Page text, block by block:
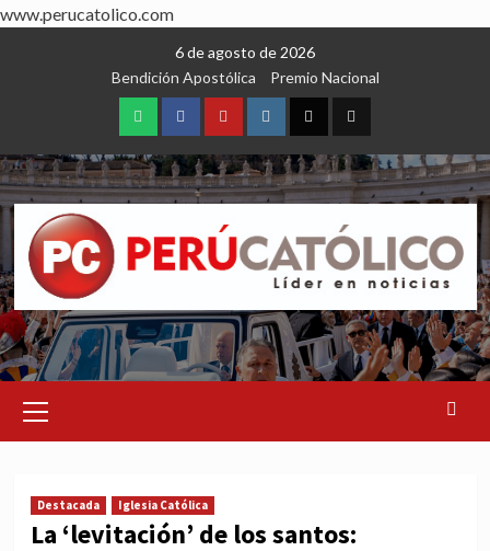
www.perucatolico.com
6 de agosto de 2026
Bendición Apostólica
Premio Nacional
WhatsAppFacebookYoutubeInstagram
X TikTok
Menu
Destacada Iglesia Católica
La ‘levitación’ de los santos: